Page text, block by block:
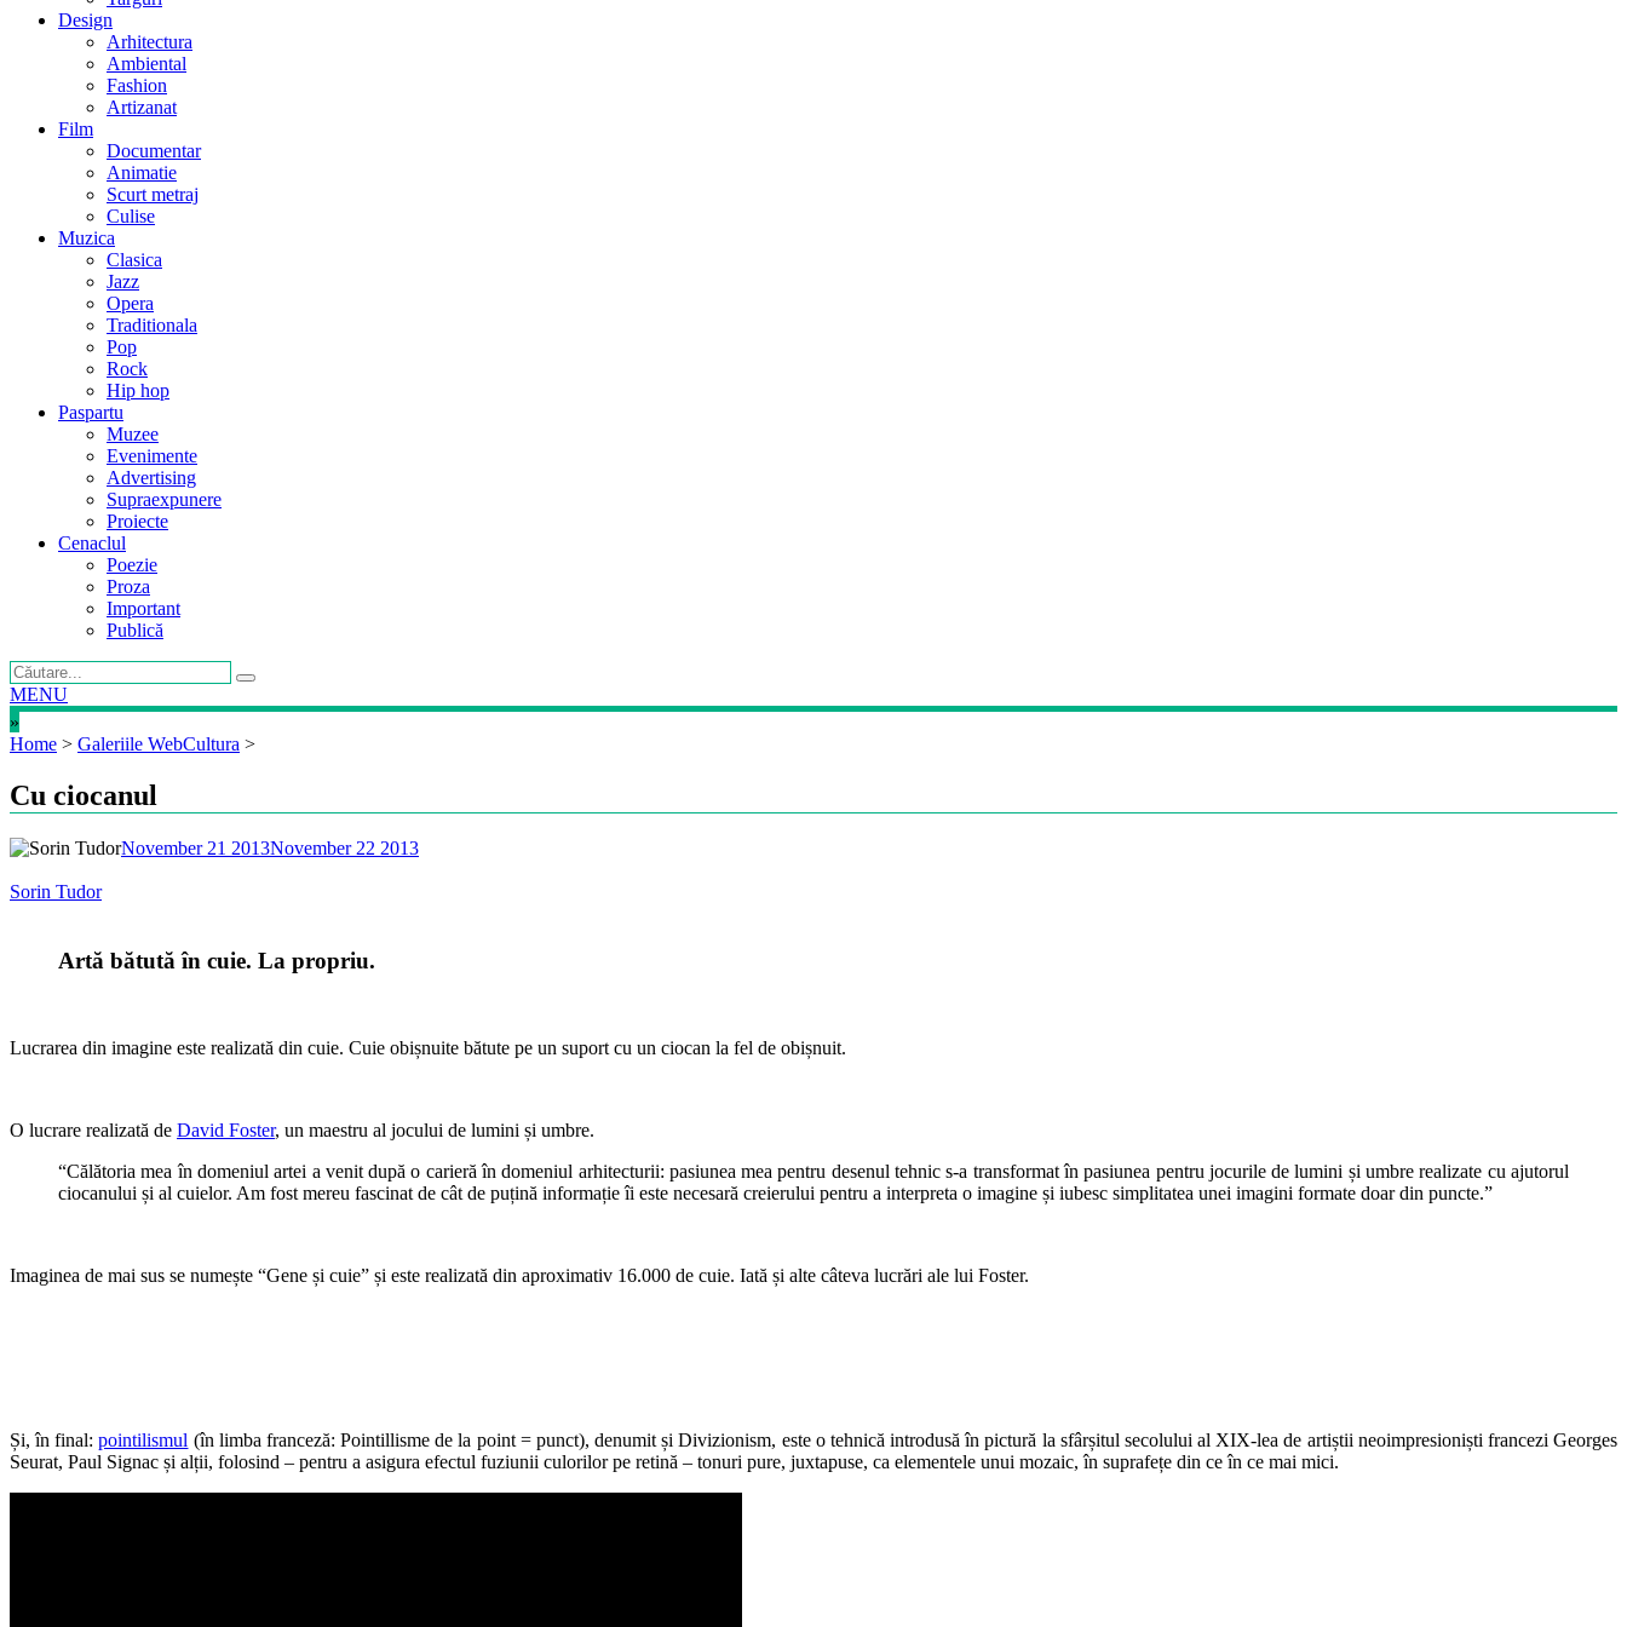
Design
Arhitectura
Ambiental
Fashion
Artizanat
Film
Documentar
Animatie
Scurt metraj
Culise
Muzica
Clasica
Jazz
Opera
Traditionala
Pop
Rock
Hip hop
Paspartu
Muzee
Evenimente
Advertising
Supraexpunere
Proiecte
Cenaclul
Poezie
Proza
Important
Publică
MENU
»
Home > Galeriile WebCultura >
Cu ciocanul
November 21 2013November 22 2013
Sorin Tudor
Artă bătută în cuie. La propriu.
Lucrarea din imagine este realizată din cuie. Cuie obișnuite bătute pe un suport cu un ciocan la fel de obișnuit.
O lucrare realizată de David Foster, un maestru al jocului de lumini și umbre.
“Călătoria mea în domeniul artei a venit după o carieră în domeniul arhitecturii: pasiunea mea pentru desenul tehnic s-a transformat în pasiunea pentru jocurile de lumini și umbre realizate cu ajutorul
ciocanului și al cuielor. Am fost mereu fascinat de cât de puțină informație îi este necesară creierului pentru a interpreta o imagine și iubesc simplitatea unei imagini formate doar din puncte.”
Imaginea de mai sus se numește “Gene și cuie” și este realizată din aproximativ 16.000 de cuie. Iată și alte câteva lucrări ale lui Foster.
Și, în final:pointilismul (în limba franceză: Pointillisme de la point = punct), denumit și Divizionism, este o tehnică introdusă în pictură la sfârșitul secolului al XIX-lea de artiștii neoimpresioniști francezi Georges
Seurat, Paul Signac și alții, folosind – pentru a asigura efectul fuziunii culorilor pe retină – tonuri pure, juxtapuse, ca elementele unui mozaic, în suprafețe din ce în ce mai mici.